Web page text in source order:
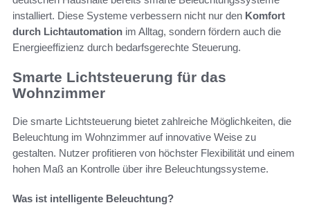
installiert. Diese Systeme verbessern nicht nur den Komfort
durch Lichtautomation im Alltag, sondern fördern auch die
Energieeffizienz durch bedarfsgerechte Steuerung.
Smarte Lichtsteuerung für das
Wohnzimmer
Die smarte Lichtsteuerung bietet zahlreiche Möglichkeiten, die
Beleuchtung im Wohnzimmer auf innovative Weise zu
gestalten. Nutzer profitieren von höchster Flexibilität und einem
hohen Maß an Kontrolle über ihre Beleuchtungssysteme.
Was ist intelligente Beleuchtung?